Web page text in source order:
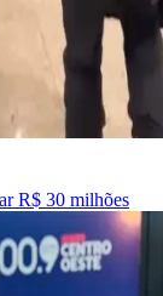
R$ 30 milhões